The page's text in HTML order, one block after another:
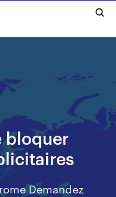
bloquer
Demandez